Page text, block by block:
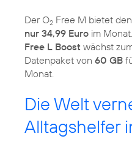
Der O2 Free M bietet
nur 34,99 Euro im
Free L Boost wächst
Datenpaket von 60 GB
Monat.
Die Welt
Alltagshelfer